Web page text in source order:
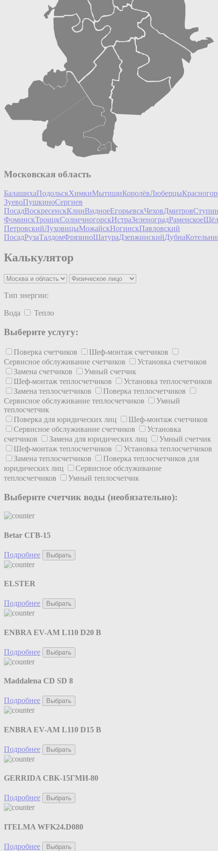
Московская область
БалашихаПодольскХимкиМытищиКоролёвЛюберцы
ЗуевоПушкиноСергиев
ПосадВоскресенскКлинВидноеЕгорьевскЧеховДмитров
ФоминскТроицкСолнечногорскИстраЗеленоградРаменское
ПетровскийЛуховицыМожайскНогинскПавловский
ПосадРузаТалдомФрязиноШатураДзержинскийДубна
Калькулятор
Тип энергии:
Вода Тепло
Выберите услугу:
Поверка счетчиков
Шеф-монтаж счетчиков
Сервисное обслуживание счетчиков
Установка счетчиков
Замена счетчиков
Умный счетчик
Шеф-монтаж теплосчетчиков
Установка теплосчетчиков
Замена теплосчетчиков
Поверка теплосчетчиков
Сервисное обслуживание теплосчетчиков
Умный
теплосчетчик
Поверка для юридических лиц
Шеф-монтаж счетчиков
Сервисное обслуживание счетчиков
Установка
счетчиков
Замена для юридических лиц
Умный счетчик
Шеф-монтаж теплосчетчиков
Установка теплосчетчиков
Замена теплосчетчиков
Поверка теплосчетчиков для
юридических лиц
Сервисное обслуживание
теплосчетчиков
Умный теплосчетчик
Выберите счетчик воды (необязательно):
Betar СГВ-15
Подробнее Выбрать
ELSTER
Подробнее Выбрать
ENBRA EV-AM L110 D20 B
Подробнее Выбрать
Maddalena CD SD 8
Подробнее Выбрать
ENBRA EV-AM L110 D15 B
Подробнее Выбрать
GERRIDA СВК-15ГМИ-80
Подробнее Выбрать
ITELMA WFK24.D080
Подробнее Выбрать